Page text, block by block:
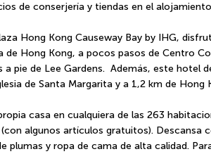
de conserjería y tiendas en el
Hong Kong Causeway Bay by IHG,
de Hong Kong, a pocos pasos de Centro
pie de Lee Gardens.  Además, este hotel
de Santa Margarita y a 1,2 km de Hong
casa en cualquiera de las 263
algunos artículos gratuitos). Descansa
plumas y ropa de cama de alta calidad.